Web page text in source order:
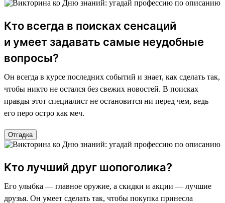
Кто всегда в поисках сенсаций
и умеет задавать самые неудобные
вопросы?
Он всегда в курсе последних событий и знает, как сделать так,
чтобы никто не остался без свежих новостей. В поисках
правды этот специалист не остановится ни перед чем, ведь
его перо остро как меч.
Отгадка
Кто лучший друг шопоголика?
Его улыбка — главное оружие, а скидки и акции — лучшие
друзья. Он умеет сделать так, чтобы покупка принесла